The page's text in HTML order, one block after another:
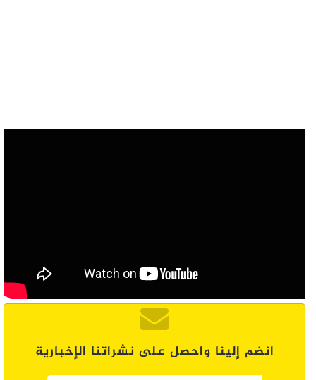
انضم إلينا واحصل على نشراتنا الإخبارية